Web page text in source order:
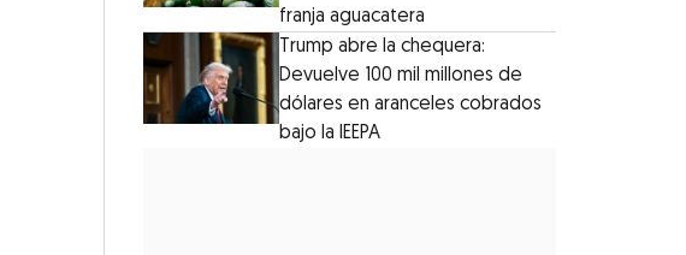
franja aguacatera
Trump abre la chequera:
Devuelve 100 mil millones de
dólares en aranceles cobrados
bajo la IEEPA